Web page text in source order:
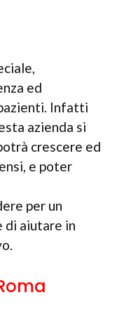
ed
Infatti
azienda si
crescere ed
e poter
per un
di aiutare in